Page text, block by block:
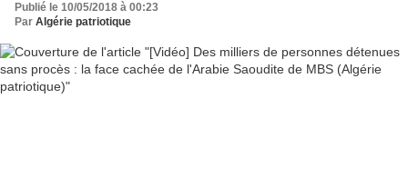
Publié le 10/05/2018 à 00:23
Par Algérie patriotique